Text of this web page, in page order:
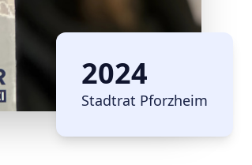
2024
Stadtrat Pforzheim